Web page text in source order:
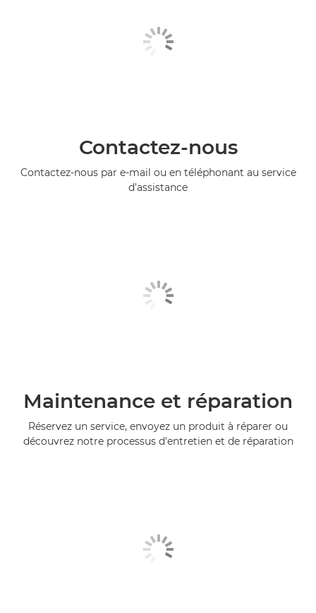
Contactez-nous
Contactez-nous par e-mail ou en téléphonant au service
d'assistance
Maintenance et réparation
Réservez un service, envoyez un produit à réparer ou
découvrez notre processus d'entretien et de réparation